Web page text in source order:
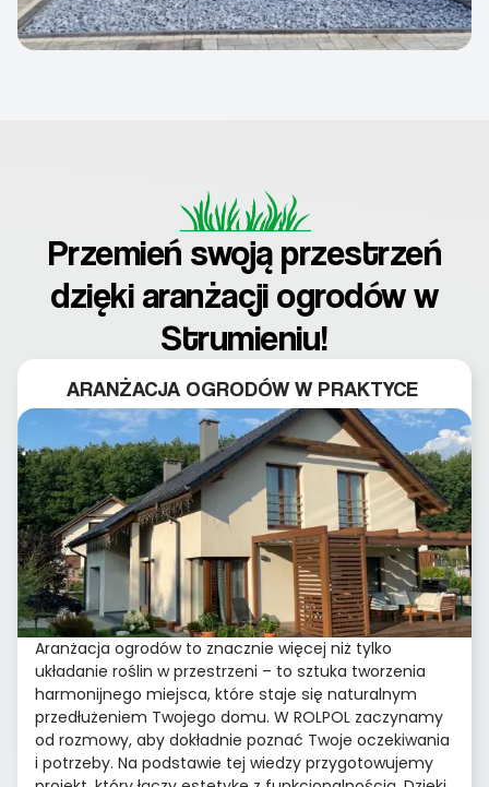
Przemień swoją przestrzeń
dzięki aranżacji ogrodów w
Strumieniu!
ARANŻACJA OGRODÓW W PRAKTYCE
Aranżacja ogrodów to znacznie więcej niż tylko
układanie roślin w przestrzeni – to sztuka tworzenia
harmonijnego miejsca, które staje się naturalnym
przedłużeniem Twojego domu. W ROLPOL zaczynamy
od rozmowy, aby dokładnie poznać Twoje oczekiwania
i potrzeby. Na podstawie tej wiedzy przygotowujemy